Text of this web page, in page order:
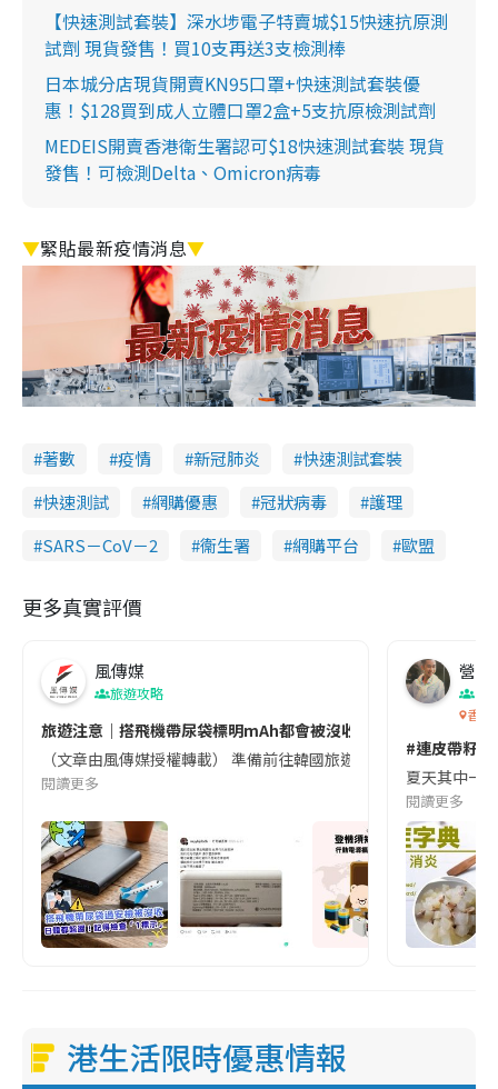
【快速測試套裝】深水埗電子特賣城$15快速抗原測
試劑 現貨發售！買10支再送3支檢測棒
日本城分店現貨開賣KN95口罩+快速測試套裝優
惠！$128買到成人立體口罩2盒+5支抗原檢測試劑
MEDEIS開賣香港衛生署認可$18快速測試套裝 現貨
發售！可檢測Delta、Omicron病毒
▼緊貼最新疫情消息▼
著數 疫情 新冠肺炎
快速測試套裝
快速測試
網購優惠 冠狀病毒
護理
SARS－CoV－2
衞生署 網購平台 歐盟
更多真實評價
風傳媒
旅遊攻略
旅遊注意｜搭飛機帶尿袋標明mAh都會被沒收😱出發前切記檢查
（文章由風傳媒授權轉載） 準備前往韓國旅遊的民眾，近期要
閱讀更多
營養
香港
#連皮帶籽
夏天其中一
閱讀更多
港生活限時優惠情報